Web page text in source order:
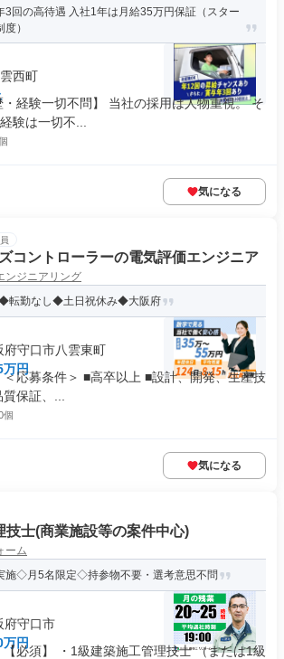
3回の高待遇 入社1年は月給35万円保証（スター
）
西町
経験一切不問】 当社の採用は人物重視。 そ
験は一切不...
気になる
コントローラーの電気評価エンジニア
ンジニアリング
転勤なし◆土日祝休み◆大阪府
守口市八雲東町
万円
応募条件＞ ■高卒以上 ■設計、開発、生産技
保証、...
個
気になる
技士(商業施設等の案件中心)
ーム
施◇月5名限定◇持参物不要・選考意思不問
府守口市
万円
必須】 ・1級建築施工管理技士 （または1級